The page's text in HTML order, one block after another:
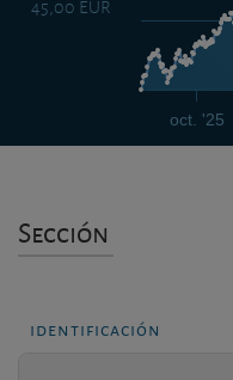
oct. '25
45,00 EUR
Sección
identificación